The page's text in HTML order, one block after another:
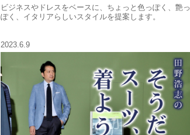
ビジネスやドレスをベースに、ちょっと色っぽく、艶っ
ぽく、イタリアらしいスタイルを提案します。
2023.6.9